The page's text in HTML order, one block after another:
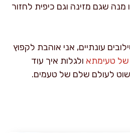
מנה שגם מזינה וגם כיפית לחזור
עונתיים, אני אוהבת לקפוץ
של טעימתא ולגלות איך עוד
לעולם שלם של טעמים.